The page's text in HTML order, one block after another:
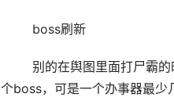
	boss刷新
个boss，可是一个办事器最少